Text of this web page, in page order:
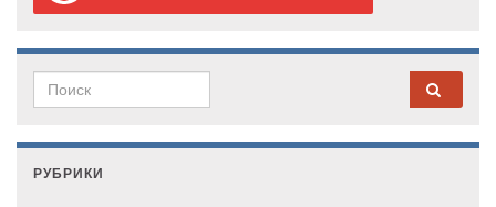
Search for:
РУБРИКИ